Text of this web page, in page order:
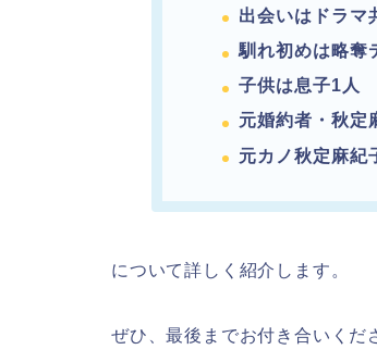
出会いはドラマ
馴れ初めは略奪
子供は息子1人
元婚約者・秋定
元カノ秋定麻紀
について詳しく紹介します。
ぜひ、最後までお付き合いくだ